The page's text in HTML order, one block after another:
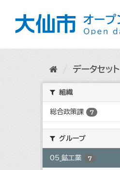
データセット
組織
総合政策課 7
グループ
05_鉱工業 7